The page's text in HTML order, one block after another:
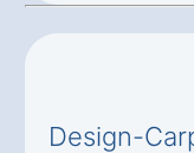
Design-